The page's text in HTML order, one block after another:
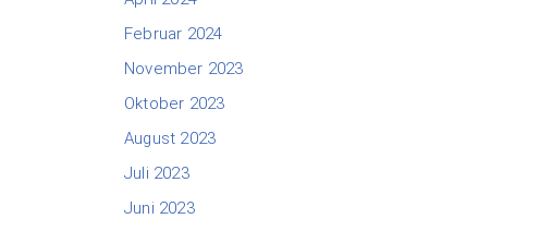
Februar 2024
November 2023
Oktober 2023
August 2023
Juli 2023
Juni 2023